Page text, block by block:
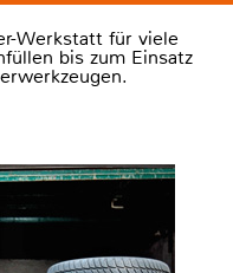
Werkstatt für viele
bis zum Einsatz